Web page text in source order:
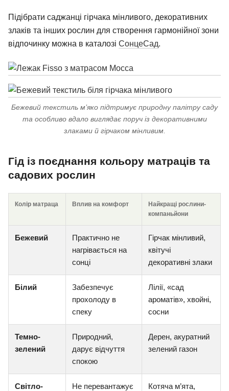
Підібрати саджанці гірчака мінливого, декоративних
злаків та інших рослин для створення гармонійної зони
відпочинку можна в каталозі СонцеСад.
Бежевий текстиль м’яко підтримує природну палітру саду
та особливо вдало виглядає поруч із декоративними
злаками й гірчаком мінливим.
Гід із поєднання кольору матраців та
садових рослин
Колір матраца Вплив на комфорт
Найкращі рослини-
компаньйони
Бежевий
Практично не
нагрівається на
сонці
Гірчак мінливий,
квітучі
декоративні злаки
Білий
Забезпечує
прохолоду в
спеку
Лілії, «сад
ароматів», хвойні,
сосни
Темно-
зелений
Природний,
дарує відчуття
спокою
Дерен, акуратний
зелений газон
Світло-
Не перевантажує
Котяча м’ята,